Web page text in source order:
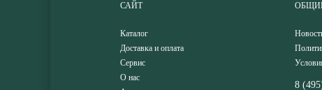
САЙТ
Каталог
Доставка и оплата
Сервис
О нас
8